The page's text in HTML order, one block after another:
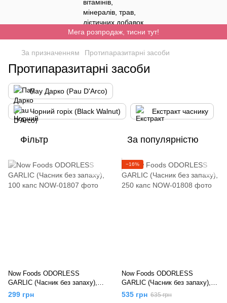
Мега розпродаж, тисни тут!
За призначенням Протипаразитарні засоби
Протипаразитарні засоби
Пау Дарко (Pau D'Arco)
Чорний горіх (Black Walnut) Екстракт часнику
Фільтр За популярністю
Now Foods ODORLESS
GARLIC (Часник без запаху),
100 капс
299 грн
−16%
Now Foods ODORLESS
GARLIC (Часник без запаху),
250 капс
535 грн 635 грн